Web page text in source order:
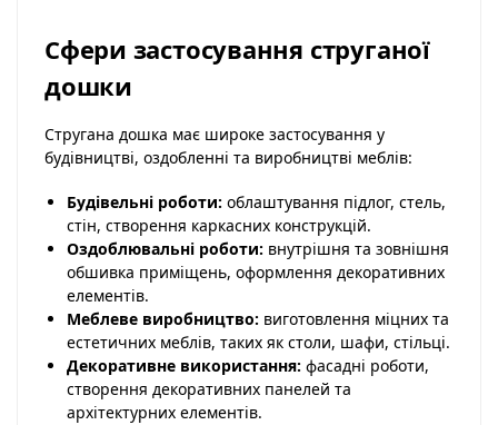
Сфери застосування струганої
дошки
Стругана дошка має широке застосування у
будівництві, оздобленні та виробництві меблів:
Будівельні роботи: облаштування підлог, стель,
стін, створення каркасних конструкцій.
Оздоблювальні роботи: внутрішня та зовнішня
обшивка приміщень, оформлення декоративних
елементів.
Меблеве виробництво: виготовлення міцних та
естетичних меблів, таких як столи, шафи, стільці.
Декоративне використання: фасадні роботи,
створення декоративних панелей та
архітектурних елементів.